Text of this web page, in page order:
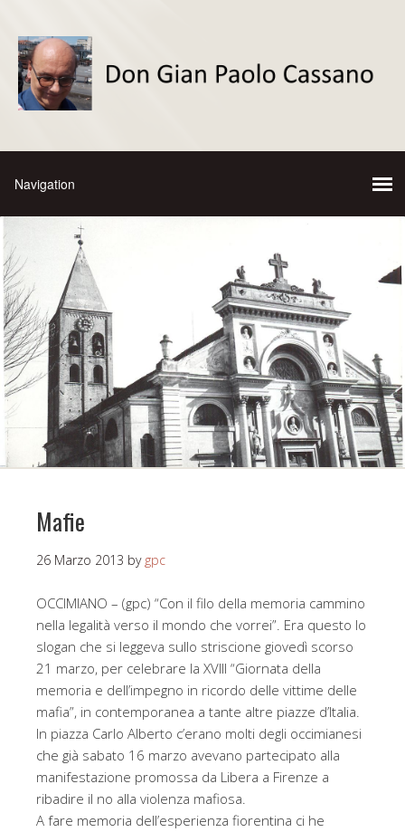
Mafie
26 Marzo 2013 by gpc
OCCIMIANO – (gpc) “Con il filo della memoria cammino
nella legalità verso il mondo che vorrei”. Era questo lo
slogan che si leggeva sullo striscione giovedì scorso
21 marzo, per celebrare la XVIII “Giornata della
memoria e dell’impegno in ricordo delle vittime delle
mafia”, in contemporanea a tante altre piazze d’Italia.
In piazza Carlo Alberto c’erano molti degli occimianesi
che già sabato 16 marzo avevano partecipato alla
manifestazione promossa da Libera a Firenze a
ribadire il no alla violenza mafiosa.
A fare memoria dell’esperienza fiorentina ci he